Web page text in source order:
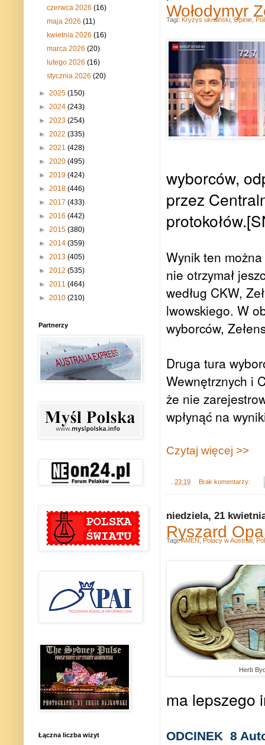
Wołodymyr
wyborców,
przez
Wynik ten
nie otrzymał
według CKW,
lwowskiego. W
wyborców,
Druga tura
Wewnętrznych i
że nie
wpłynąć na
Czytaj więcej >>
23:19 Brak komentarzy:
Tagi: Kryzys ukraiński Opinie
niedziela, 21
Ryszard
Herb
ma lepszego
ODCINEK 8
Tagi:AMEN, Polacy w Australii,
czerwca 2026(16)
maja 2026(11)
kwietnia 2026(16)
marca 2026(20)
lutego 2026(16)
stycznia 2026(20)
► 2025 (150)
► 2024 (243)
► 2023 (254)
► 2022 (335)
► 2021 (428)
► 2020 (495)
► 2019 (424)
► 2018 (446)
► 2017 (433)
► 2016 (442)
► 2015 (380)
► 2014 (359)
► 2013 (405)
► 2012 (535)
► 2011 (464)
► 2010 (210)
Partnerzy
Łączna liczba wizyt